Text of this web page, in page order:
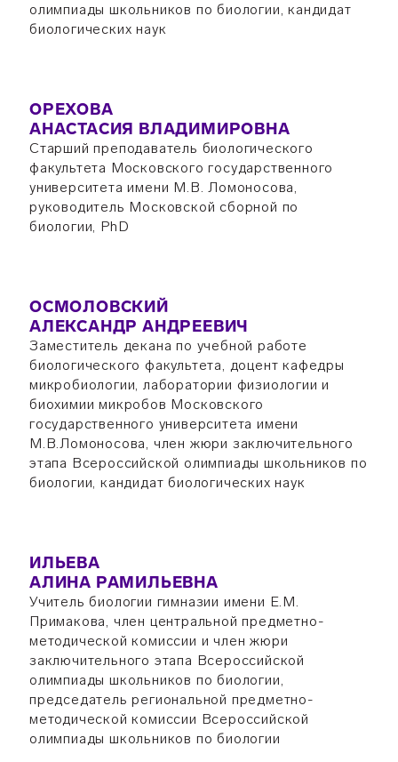
олимпиады школьников по биологии, кандидат
биологических наук
ОРЕХОВА
АНАСТАСИЯ ВЛАДИМИРОВНА
Старший преподаватель биологического
факультета Московского государственного
университета имени М.В. Ломоносова,
руководитель Московской сборной по
биологии, PhD
ОСМОЛОВСКИЙ
АЛЕКСАНДР АНДРЕЕВИЧ
Заместитель декана по учебной работе
биологического факультета, доцент кафедры
микробиологии, лаборатории физиологии и
биохимии микробов Московского
государственного университета имени
М.В.Ломоносова, член жюри заключительного
этапа Всероссийской олимпиады школьников по
биологии, кандидат биологических наук
ИЛЬЕВА
АЛИНА РАМИЛЬЕВНА
Учитель биологии гимназии имени Е.М.
Примакова, член центральной предметно-
методической комиссии и член жюри
заключительного этапа Всероссийской
олимпиады школьников по биологии,
председатель региональной предметно-
методической комиссии Всероссийской
олимпиады школьников по биологии